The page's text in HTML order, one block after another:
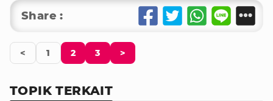
Share :
< 1 2 3 >
TOPIK TERKAIT